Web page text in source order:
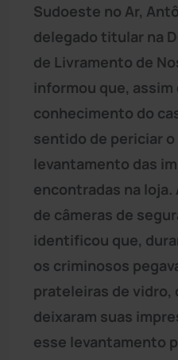
Sudoeste no Ar,
delegado titular na
de Livramento de
informou que,
conhecimento do
sentido de periciar o
levantamento das
encontradas na
de câmeras de
identificou que,
os criminosos
prateleiras de
deixaram suas
esse levantamento